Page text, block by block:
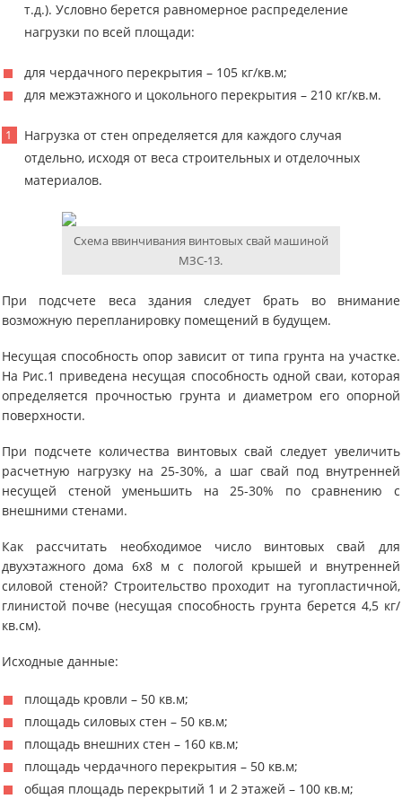
т.д.). Условно берется равномерное распределение
нагрузки по всей площади:
для чердачного перекрытия – 105 кг/кв.м;
для межэтажного и цокольного перекрытия – 210 кг/кв.м.
Нагрузка от стен определяется для каждого случая
отдельно, исходя от веса строительных и отделочных
материалов.
Схема ввинчивания винтовых свай машиной
МЗС-13.
При подсчете веса здания следует брать во внимание
возможную перепланировку помещений в будущем.
Несущая способность опор зависит от типа грунта на участке.
На Рис.1 приведена несущая способность одной сваи, которая
определяется прочностью грунта и диаметром его опорной
поверхности.
При подсчете количества винтовых свай следует увеличить
расчетную нагрузку на 25-30%, а шаг свай под внутренней
несущей стеной уменьшить на 25-30% по сравнению с
внешними стенами.
Как рассчитать необходимое число винтовых свай для
двухэтажного дома 6х8 м с пологой крышей и внутренней
силовой стеной? Строительство проходит на тугопластичной,
глинистой почве (несущая способность грунта берется 4,5 кг/
кв.см).
Исходные данные:
площадь кровли – 50 кв.м;
площадь силовых стен – 50 кв.м;
площадь внешних стен – 160 кв.м;
площадь чердачного перекрытия – 50 кв.м;
общая площадь перекрытий 1 и 2 этажей – 100 кв.м;